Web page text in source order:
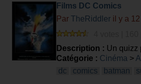
Films DC Comics
Par TheRiddler il y a
Description : Un quizz
Catégorie : Cinéma >
dc
comics batman